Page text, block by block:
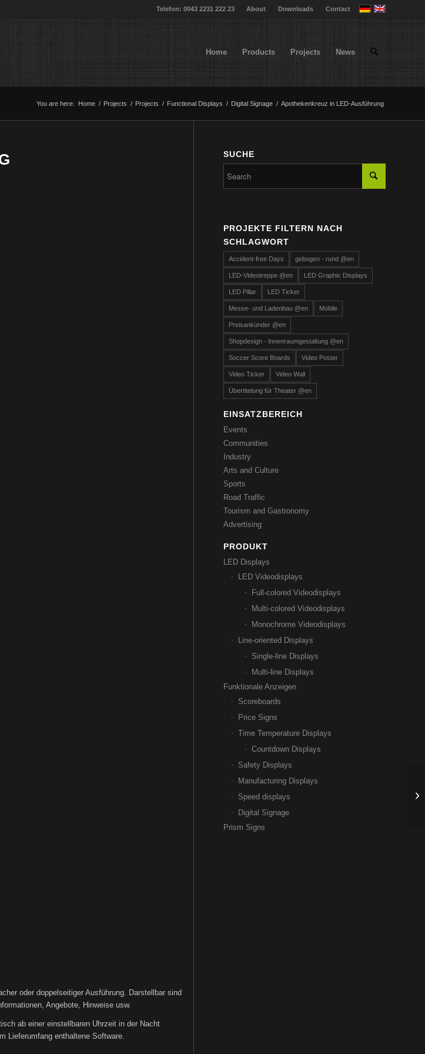
About Downloads Contact
Telefon: 0043 2231 222 23
Home Products Projects News
You are here: Home / Projects / Projects / Functional Displays / Digital Signage / Apothekenkreuz in LED-Ausführung
oder doppelseitiger Ausführung. Darstellbar sind
Angebote, Hinweise usw.
ab einer einstellbaren Uhrzeit in der Nacht
Lieferumfang enthaltene Software.
SUCHE
PROJEKTE FILTERN NACH
SCHLAGWORT
Accident-free Days gebogen - rund @en
LED-Videotreppe @en LED Graphic Displays
LED Pillar LED Ticker
Messe- und Ladenbau @en Mobile
Preisankünder @en
Shopdesign - Innenraumgestaltung @en
Soccer Score Boards Video Poster
Video Ticker Video Wall
Übertitelung für Theater @en
EINSATZBEREICH
Events
Communities
Industry
Arts and Culture
Sports
Road Traffic
Tourism and Gastronomy
Advertising
PRODUKT
LED Displays
LED Videodisplays
Full-colored Videodisplays
Multi-colored Videodisplays
Monochrome Videodisplays
Line-oriented Displays
Single-line Displays
Multi-line Displays
Funktionale Anzeigen
Scoreboards
Price Signs
Time Temperature Displays
Countdown Displays
Safety Displays
Manufacturing Displays
Speed displays
Digital Signage
Prism Signs